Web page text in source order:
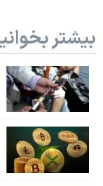
بیشتر